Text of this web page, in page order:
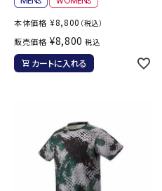
プライバシーポリシー
本体価格 ¥8,800 （税込）
販売価格 ¥8,800 税込
カートに入れる